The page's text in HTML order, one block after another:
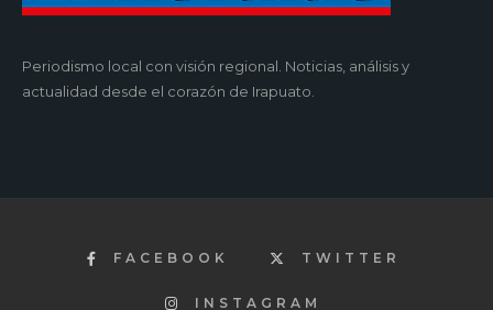
Periodismo local con visión regional. Noticias, análisis y
actualidad desde el corazón de Irapuato.
FACEBOOK TWITTER
INSTAGRAM